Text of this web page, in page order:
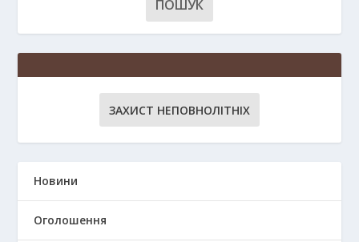
ЗАХИСТ НЕПОВНОЛІТНІХ
Новини
Оголошення